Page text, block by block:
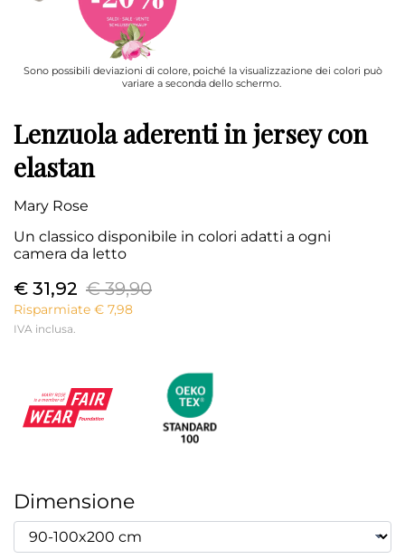
Sono possibili deviazioni di colore, poiché la visualizzazione dei colori può
variare a seconda dello schermo.
Lenzuola aderenti in jersey con
elastan
Mary Rose
Un classico disponibile in colori adatti a ogni
camera da letto
€ 31,92 € 39,90
Risparmiate € 7,98
IVA inclusa.
Dimensione